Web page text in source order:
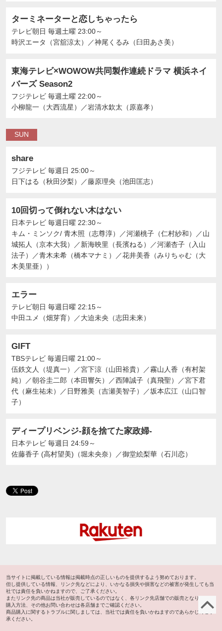
ターミネーターと恋しちゃったら
テレビ朝日 毎週土曜 23:00～
時沢エータ（宮舘涼太）
／神尾くるみ（臼田あさ美）
東海テレビ×WOWOW共同製作連続ドラマ 横浜ネイ
バーズ Season2
フジテレビ 毎週土曜 22:00～
小柳龍一（大西流星）
／岩清水欽太（原嘉孝）
SUN
share
フジテレビ 毎週日 25:00～
日下はる（秋田汐梨）
／藤原理央（池田匡志）
10回切って倒れない木はない
日本テレビ 毎週日曜 22:30～
キム・ミンソク/ 青木照（志尊淳）
／河瀬桃子（仁村紗和） ／山
城拓人（京本大我）
／新海映里（長濱ねる） ／河瀬杏子（入山
法子）
／青木未希（橋本マナミ） ／花井美香（みりちゃむ（大
木美里亜））
エラー
テレビ朝日 毎週日曜 22:15～
中田ユメ（畑芽育）
／大迫未央（志田未来）
GIFT
TBSテレビ 毎週日曜 21:00～
伍鉄文人（堤真一）
／宮下涼（山田裕貴） ／霧山人香（有村架
純）
／朝谷圭二郎（本田響矢） ／西陣誠子（真飛聖） ／宮下君
代（麻生祐未）
／ 日野雅美（吉瀬美智子） ／坂本広江（山口智
子）
ディープリベンジ-顔を捨てた家政婦-
日本テレビ 毎週日 24:59～
佐藤香子 (高村望美)（堀未央奈）
／御堂絵梨華（石川恋）
当サイトに掲載している情報は掲載時点の正しいものを提供するよう努めております。
但し提供している情報、リンク先などにより、いかなる損失や損害などの被害が発生しても当
社では責任を負いかねますので、ご了承ください。
またリンク先の商品は当社が販売しているのではなく、各リンク先店舗での販売となります。
購入方法、その他お問い合わせは各店舗までご確認ください。
商品購入に関するトラブルに関しましては、当社では責任を負いかねますのであらかじめご了
承ください。